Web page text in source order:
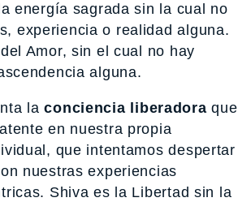
energía sagrada sin la cual no
experiencia o realidad alguna.
Amor, sin el cual no hay
alguna.
laconciencia liberadora que
en nuestra propia
que intentamos despertar
nuestras experiencias
Shiva es la Libertad sin la